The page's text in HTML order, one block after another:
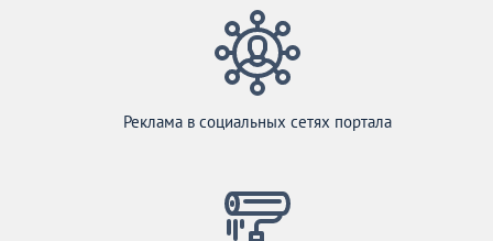
Реклама в социальных сетях портала